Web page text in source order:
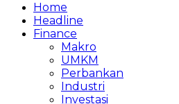
Home
Headline
Finance
Makro
UMKM
Perbankan
Industri
Investasi